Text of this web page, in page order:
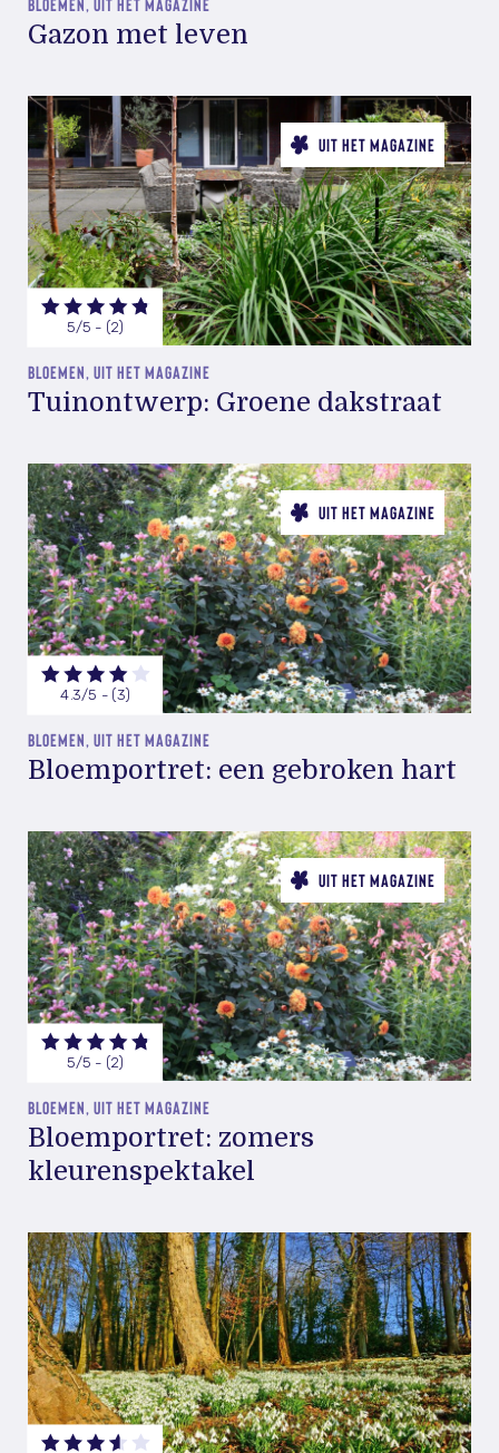
BLOEMEN, UIT HET MAGAZINE
Gazon met leven
UIT HET MAGAZINE
5/5 - (2)
BLOEMEN, UIT HET MAGAZINE
Tuinontwerp: Groene dakstraat
UIT HET MAGAZINE
4.3/5 - (3)
BLOEMEN, UIT HET MAGAZINE
Bloemportret: een gebroken hart
UIT HET MAGAZINE
5/5 - (2)
BLOEMEN, UIT HET MAGAZINE
Bloemportret: zomers
kleurenspektakel